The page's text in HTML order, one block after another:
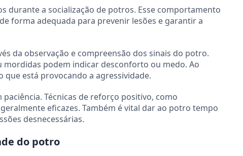
durante a socialização de potros. Esse comportamento
forma adequada para prevenir lesões e garantir a
da observação e compreensão dos sinais do potro.
podem indicar desconforto ou medo. Ao
está provocando a agressividade.
Técnicas de reforço positivo, como
eficazes. Também é vital dar ao potro tempo
desnecessárias.
do potro